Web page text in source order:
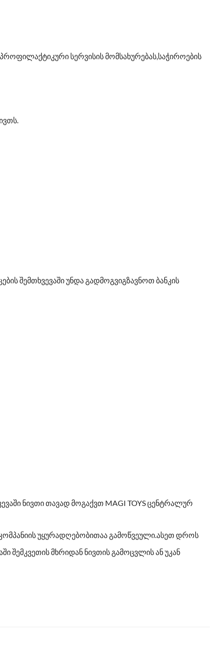
სერვისის მომსახურებას,საჭიროების
შემთხვევაში უნდა გადმოგვიგზავნოთ ბანკის
ნივთი თავად მოგაქვთ MAGI TOYS ცენტრალურ
უყურადღებობითაა გამოწვეული.ასეთ დროს
შემკვეთის მხრიდან ნივთის გამოცვლის ან უკან